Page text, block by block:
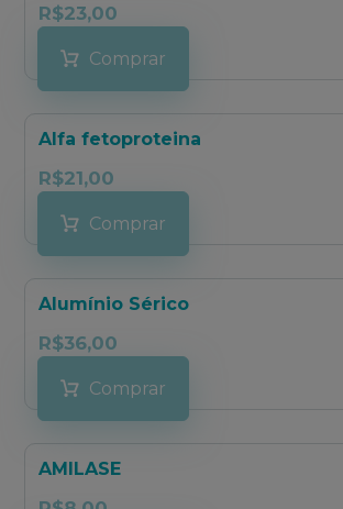
R$23,00
Comprar
Alfa fetoproteina
R$21,00
Comprar
Alumínio Sérico
R$36,00
Comprar
AMILASE